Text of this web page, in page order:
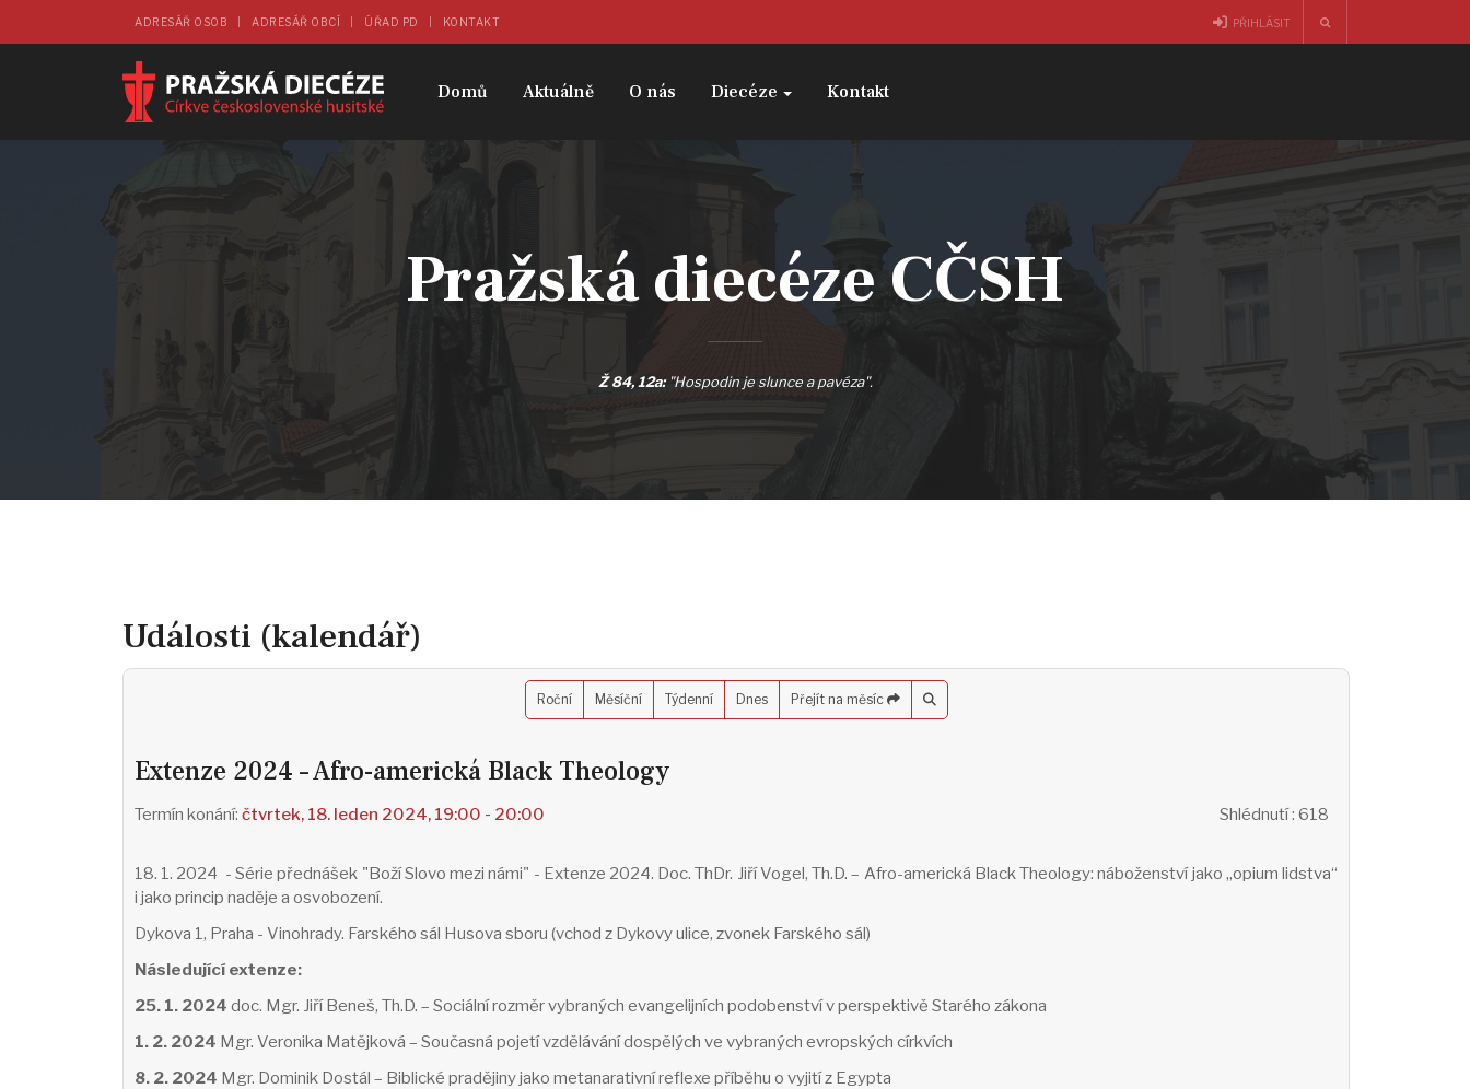
ADRESÁŘ OSOB ADRESÁŘ OBCÍ ÚŘAD PD KONTAKT PŘIHLÁSIT
Domů Aktuálně O nás Diecéze Kontakt
Pražská diecéze CČSH
Ž 84, 12a:"Hospodin je slunce a pavéza".
Události (kalendář)
Roční Měsíční Týdenní Dnes Přejít na měsíc
Extenze 2024 – Afro-americká Black Theology
čtvrtek, 18. leden 2024, 19:00 - 20:00 Shlédnutí: 618
18. 1. 2024 - Série přednášek "Boží Slovo mezi námi" - Extenze 2024. Doc. ThDr. Jiří Vogel, Th.D. – Afro-americká Black Theology: náboženství jako „opium lidstva“
i jako princip naděje a osvobození.
Dykova 1, Praha - Vinohrady. Farského sál Husova sboru (vchod z Dykovy ulice, zvonek Farského sál)
Následující extenze:
25. 1. 2024 doc. Mgr. Jiří Beneš, Th.D. – Sociální rozměr vybraných evangelijních podobenství v perspektivě Starého zákona
1. 2. 2024 Mgr. Veronika Matějková – Současná pojetí vzdělávání dospělých ve vybraných evropských církvích
8. 2. 2024 Mgr. Dominik Dostál – Biblické pradějiny jako metanarativní reflexe příběhu o vyjití z Egypta